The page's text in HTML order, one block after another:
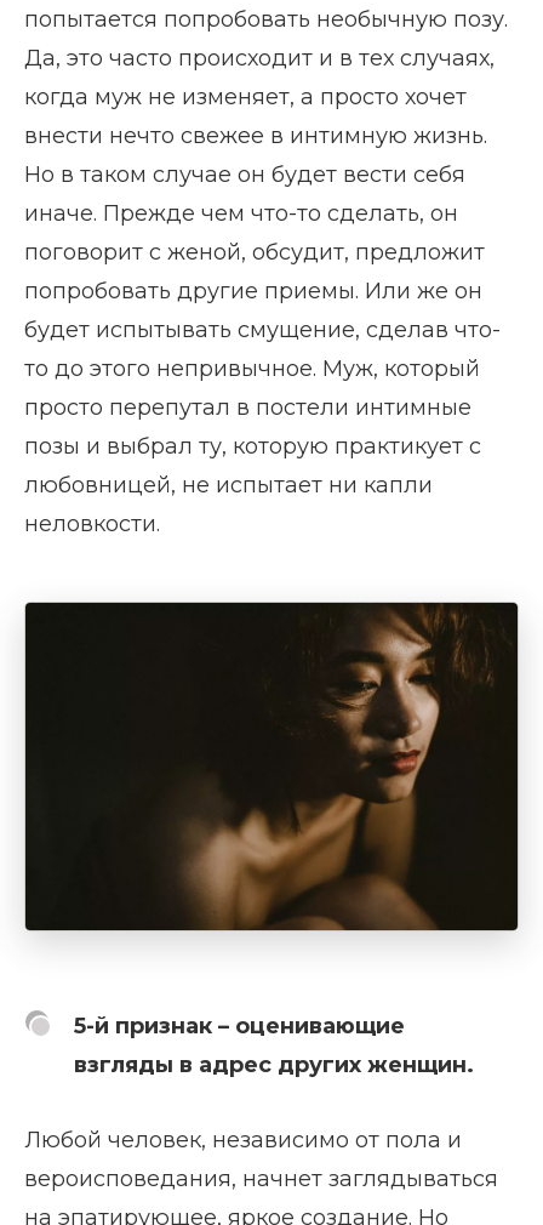
попытается попробовать необычную позу.
Да, это часто происходит и в тех случаях,
когда муж не изменяет, а просто хочет
внести нечто свежее в интимную жизнь.
Но в таком случае он будет вести себя
иначе. Прежде чем что-то сделать, он
поговорит с женой, обсудит, предложит
попробовать другие приемы. Или же он
будет испытывать смущение, сделав что-
то до этого непривычное. Муж, который
просто перепутал в постели интимные
позы и выбрал ту, которую практикует с
любовницей, не испытает ни капли
неловкости.
5-й признак – оценивающие
взгляды в адрес других женщин.
Любой человек, независимо от пола и
вероисповедания, начнет заглядываться
на эпатирующее, яркое создание. Но